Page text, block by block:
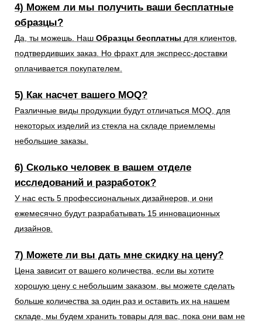
4) Можем ли мы получить ваши бесплатные
образцы?
Да, ты можешь. Наш Образцы бесплатны для клиентов,
подтвердивших заказ. Но фрахт для экспресс-доставки
оплачивается покупателем.
5) Как насчет вашего MOQ?
Различные виды продукции будут отличаться MOQ, для
некоторых изделий из стекла на складе приемлемы
небольшие заказы.
6) Сколько человек в вашем отделе
исследований и разработок?
У нас есть 5 профессиональных дизайнеров, и они
ежемесячно будут разрабатывать 15 инновационных
дизайнов.
7) Можете ли вы дать мне скидку на цену?
Цена зависит от вашего количества, если вы хотите
хорошую цену с небольшим заказом, вы можете сделать
больше количества за один раз и оставить их на нашем
складе, мы будем хранить товары для вас, пока они вам не